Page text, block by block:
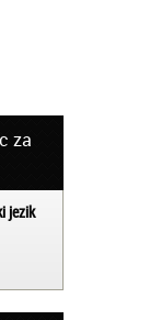
za
jezik